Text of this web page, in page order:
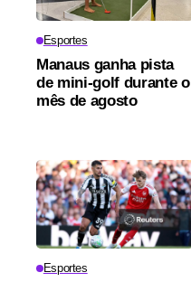
Esportes
Manaus ganha pista
de mini-golf durante o
mês de agosto
Esportes